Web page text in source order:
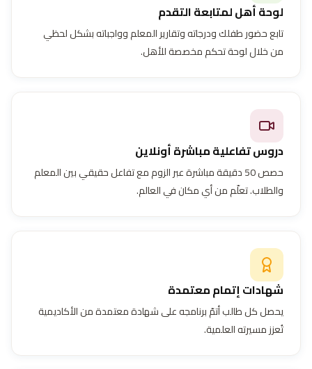
لوحة أهل لمتابعة التقدم
تابع حضور طفلك ودرجاته وتقارير المعلم وواجباته بشكل لحظي
من خلال لوحة تحكم مخصصة للأهل.
دروس تفاعلية مباشرة أونلاين
حصص 50 دقيقة مباشرة عبر الزوم مع تفاعل حقيقي بين المعلم
والطلاب. تعلّم من أي مكان في العالم.
شهادات إتمام معتمدة
يحصل كل طالب أتمّ برنامجه على شهادة معتمدة من الأكاديمية
تُعزز مسيرته العلمية.